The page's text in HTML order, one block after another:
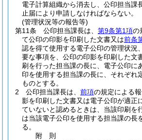
電子計算組織から消去し、公印担当課
止届により申請しなければならない。
(管理状況等の報告等)
第11条
公印担当課長は、 第9条第1項の
て公印の印影を印刷した文書又は前条
認を得て使用する電子公印の管理状況
要な事項を、公印の印影を印刷した文
刷を行った担当課の長に、電子公印に
印を使用する担当課の長に、それぞれ
ものとする。
2
公印担当課長は、 前項の規定による
影を印刷した文書又は電子公印が適正
ていないと認めるときは、当該印刷を
は当該電子公印を使用する担当課の長
る。
附 則